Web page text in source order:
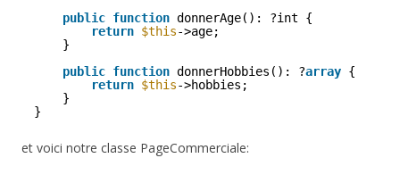
public function donnerAge(): ?int {
return $this->age;
}
public function donnerHobbies(): ?array {
return $this->hobbies;
}
}
et voici notre classe PageCommerciale: